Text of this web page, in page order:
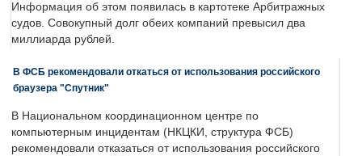
Информация об этом появилась в картотеке Арбитражных
судов. Совокупный долг обеих компаний превысил два
миллиарда рублей.
В ФСБ рекомендовали откаться от использования российского
браузера "Спутник"
В Национальном координационном центре по
компьютерным инцидентам (НКЦКИ, структура ФСБ)
рекомендовали отказаться от использования российского